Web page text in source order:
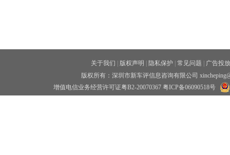
关于我们 版权声明 隐私保护 常见问题
广告投放
版权所有：深圳市新车评信息咨询有限公司
增值电信业务经营许可证粤B2-20070367 粤ICP备06090518号